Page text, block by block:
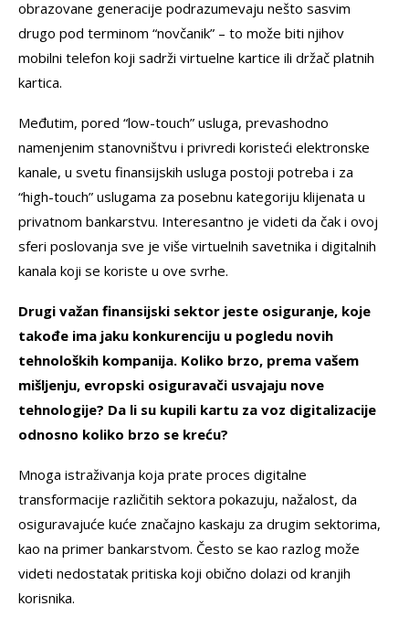
obrazovane generacije podrazumevaju nešto sasvim
drugo pod terminom “novčanik” – to može biti njihov
mobilni telefon koji sadrži virtuelne kartice ili držač platnih
kartica.
Međutim, pored “low-touch” usluga, prevashodno
namenjenim stanovništvu i privredi koristeći elektronske
kanale, u svetu finansijskih usluga postoji potreba i za
“high-touch” uslugama za posebnu kategoriju klijenata u
privatnom bankarstvu. Interesantno je videti da čak i ovoj
sferi poslovanja sve je više virtuelnih savetnika i digitalnih
kanala koji se koriste u ove svrhe.
Drugi važan finansijski sektor jeste osiguranje, koje
takođe ima jaku konkurenciju u pogledu novih
tehnoloških kompanija. Koliko brzo, prema vašem
mišljenju, evropski osiguravači usvajaju nove
tehnologije? Da li su kupili kartu za voz digitalizacije
odnosno koliko brzo se kreću?
Mnoga istraživanja koja prate proces digitalne
transformacije različitih sektora pokazuju, nažalost, da
osiguravajuće kuće značajno kaskaju za drugim sektorima,
kao na primer bankarstvom. Često se kao razlog može
videti nedostatak pritiska koji obično dolazi od kranjih
korisnika.